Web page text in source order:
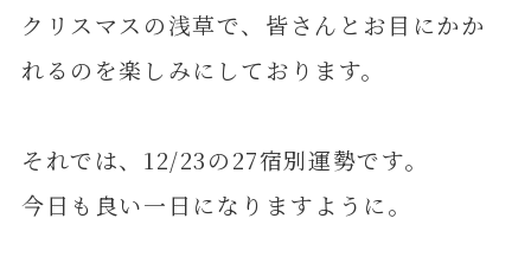
クリスマスの浅草で、皆さんとお目にかか
れるのを楽しみにしております。
それでは、12/23の27宿別運勢です。
今日も良い一日になりますように。